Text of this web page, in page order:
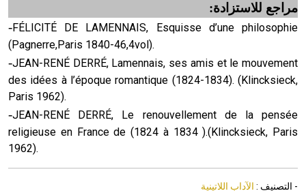
مراجع للاستزادة:
-FÉLICITÉ DE LAMENNAIS, Esquisse d’une philosophie
(Pagnerre,Paris 1840-46,4vol).
-JEAN-RENÉ DERRÉ, Lamennais, ses amis et le mouvement
des idées à l’époque romantique (1824-1834). (Klincksieck,
Paris 1962).
-JEAN-RENÉ DERRÉ, Le renouvellement de la pensée
religieuse en France de (1824 à 1834 ).(Klincksieck, Paris
1962).
- التصنيف : الآداب اللاتينية